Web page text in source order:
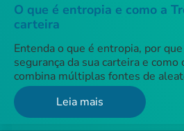
O que é entropia e como a
carteira
Entenda o que é entropia, por
segurança da sua carteira e
combina múltiplas fontes de
Leia mais